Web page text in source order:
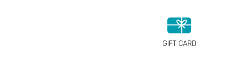
GIFT CARD